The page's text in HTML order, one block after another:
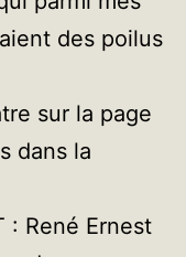
des poilus
sur la page
dans la
: René Ernest